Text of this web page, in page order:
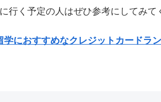
行く予定の人はぜひ参考にしてみて
学におすすめなクレジットカードラ